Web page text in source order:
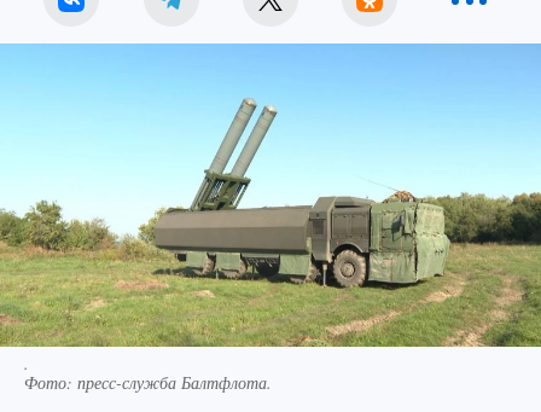
.
Фото: пресс-служба Балтфлота.